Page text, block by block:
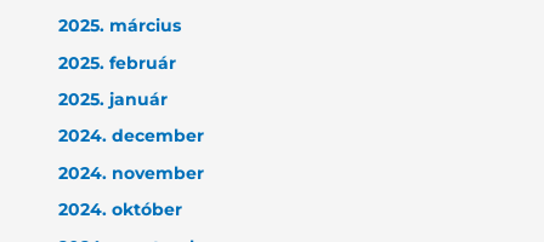
2025. március
2025. február
2025. január
2024. december
2024. november
2024. október